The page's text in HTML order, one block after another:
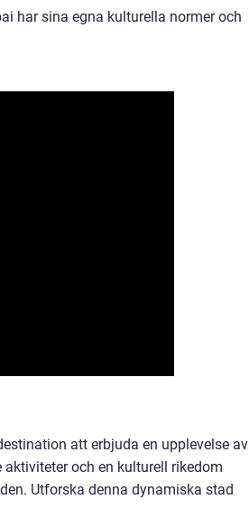
har sina egna kulturella normer och
att erbjuda en upplevelse av
och en kulturell rikedom
Utforska denna dynamiska stad